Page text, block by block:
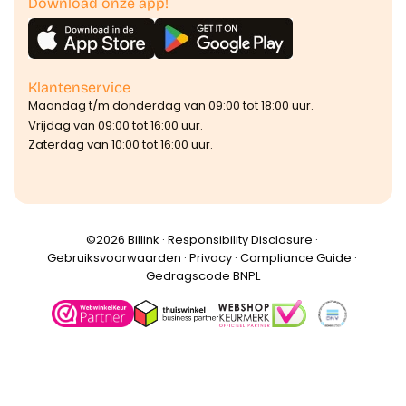
Klantenservice
Maandag t/m donderdag van 09:00 tot 18:00 uur.
Vrijdag van 09:00 tot 16:00 uur.
Zaterdag van 10:00 tot 16:00 uur.
©️2026 Billink · Responsibility Disclosure ·
Gebruiksvoorwaarden · Privacy· Compliance Guide ·
Gedragscode BNPL